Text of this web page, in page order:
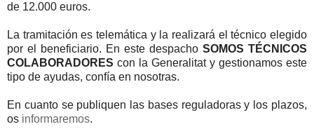
de 12.000 euros.
La tramitación es telemática y la realizará el técnico elegido
por el beneficiario. En este despacho SOMOS TÉCNICOS
COLABORADORES con la Generalitat y gestionamos este
tipo de ayudas, confía en nosotras.
En cuanto se publiquen las bases reguladoras y los plazos,
os informaremos.